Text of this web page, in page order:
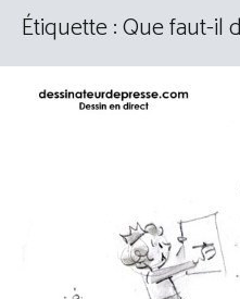
Étiquette :Que faut-il